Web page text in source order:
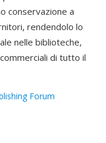
conservazione a
rendendolo lo
nelle biblioteche,
di tutto il
Forum